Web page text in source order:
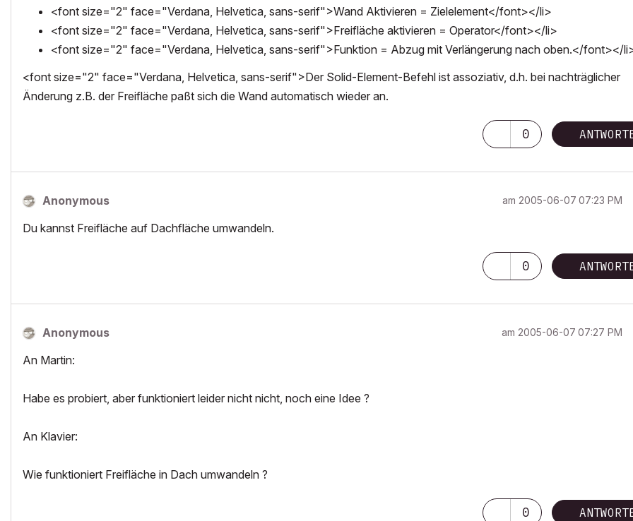
<font size="2" face="Verdana, Helvetica, sans-serif">Wand Aktivieren = Zielelement</font></li>
<font size="2" face="Verdana, Helvetica, sans-serif">Freifläche aktivieren = Operator</font></li>
<font size="2" face="Verdana, Helvetica, sans-serif">Funktion = Abzug mit Verlängerung nach oben.</font></
<font size="2" face="Verdana, Helvetica, sans-serif">Der Solid-Element-Befehl ist assoziativ, d.h. bei nachträglicher
Änderung z.B. der Freifläche paßt sich die Wand automatisch wieder an.
0
Anonymous am ‎2005-06-07 07:23 PM
Du kannst Freifläche auf Dachfläche umwandeln.
0
Anonymous am ‎2005-06-07 07:27 PM
An Martin:
Habe es probiert, aber funktioniert leider nicht nicht, noch eine Idee ?
An Klavier:
Wie funktioniert Freifläche in Dach umwandeln ?
0